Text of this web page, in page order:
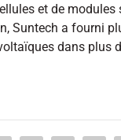
et de modules
Suntech a fourni
dans plus